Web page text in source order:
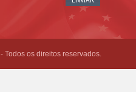
Todos os direitos reservados.